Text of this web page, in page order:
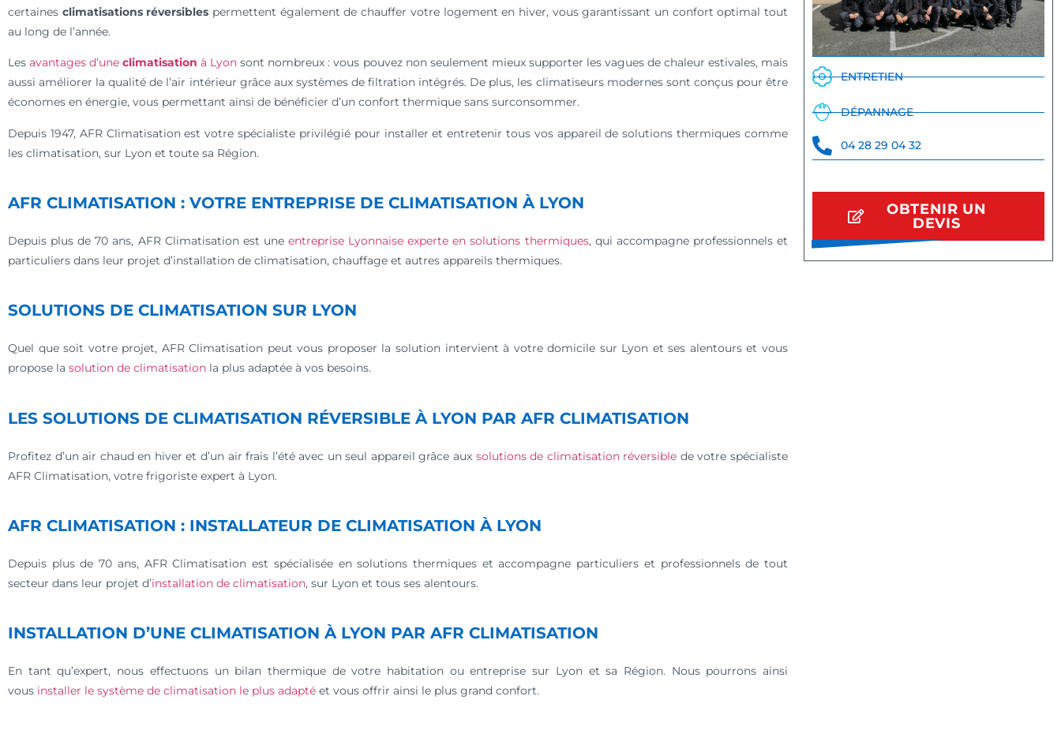
certaines climatisations réversibles permettent également de chauffer votre logement en hiver, vous garantissant un confort optimal tout
au long de l’année.
Lesavantages d’uneclimatisation à Lyon sont nombreux : vous pouvez non seulement mieux supporter les vagues de chaleur estivales, mais
aussi améliorer la qualité de l’air intérieur grâce aux systèmes de filtration intégrés. De plus, les climatiseurs modernes sont conçus pour être
économes en énergie, vous permettant ainsi de bénéficier d’un confort thermique sans surconsommer.
Depuis 1947, AFR Climatisation est votre spécialiste privilégié pour installer et entretenir tous vos appareil de solutions thermiques comme
les climatisation, sur Lyon et toute sa Région.
AFR CLIMATISATION : VOTRE ENTREPRISE DE CLIMATISATION À LYON
Depuis plus de 70 ans, AFR Climatisation est une entreprise Lyonnaise experte en solutions thermiques, qui accompagne professionnels et
particuliers dans leur projet d’installation de climatisation, chauffage et autres appareils thermiques.
SOLUTIONS DE CLIMATISATION SUR LYON
Quel que soit votre projet, AFR Climatisation peut vous proposer la solution intervient à votre domicile sur Lyon et ses alentours et vous
propose la solution de climatisation la plus adaptée à vos besoins.
LES SOLUTIONS DE CLIMATISATION RÉVERSIBLE À LYON PAR AFR CLIMATISATION
Profitez d’un air chaud en hiver et d’un air frais l’été avec un seul appareil grâce aux solutions de climatisation réversible de votre spécialiste
AFR Climatisation, votre frigoriste expert à Lyon.
AFR CLIMATISATION : INSTALLATEUR DE CLIMATISATION À LYON
Depuis plus de 70 ans, AFR Climatisation est spécialisée en solutions thermiques et accompagne particuliers et professionnels de tout
secteur dans leur projet d’installation de climatisation, sur Lyon et tous ses alentours.
INSTALLATION D’UNE CLIMATISATION À LYON PAR AFR CLIMATISATION
En tant qu’expert, nous effectuons un bilan thermique de votre habitation ou entreprise sur Lyon et sa Région. Nous pourrons ainsi
vous installer le système de climatisation le plus adapté et vous offrir ainsi le plus grand confort.
ENTRETIEN
DÉPANNAGE
04 28 29 04 32
OBTENIR UN
DEVIS